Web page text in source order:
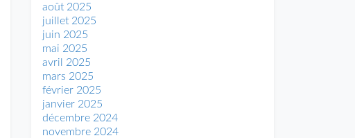
août 2025
juillet 2025
juin 2025
mai 2025
avril 2025
mars 2025
février 2025
janvier 2025
décembre 2024
novembre 2024